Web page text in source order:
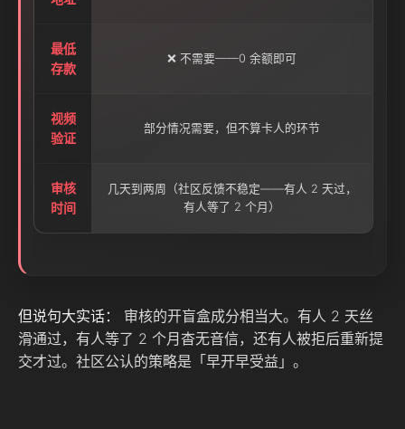
最低
存款
❌ 不需要——0 余额即可
视频
验证
部分情况需要，但不算卡人的环节
审核
时间
几天到两周（社区反馈不稳定——有人 2 天过，
有人等了 2 个月）
但说句大实话：
审核的开盲盒成分相当大。有人 2 天丝
滑通过，有人等了 2 个月杳无音信，还有人被拒后重新提
交才过。社区公认的策略是「早开早受益」。